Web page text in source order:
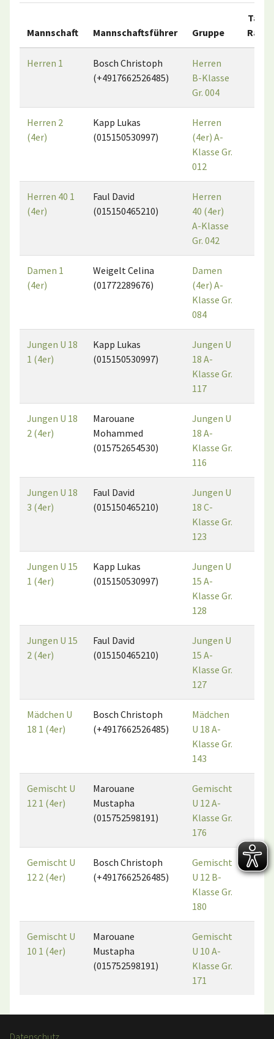
Mannschaft Mannschaftsführer Gruppe
Tab.-
Rang
Herren 1
Bosch Christoph
(+4917662526485)
Herren
B-Klasse
Gr. 004
Herren 2
(4er)
Kapp Lukas
(015150530997)
Herren
(4er) A-
Klasse Gr.
012
Herren 40 1
(4er)
Faul David
(015150465210)
Herren
40 (4er)
A-Klasse
Gr. 042
Damen 1
(4er)
Weigelt Celina
(01772289676)
Damen
(4er) A-
Klasse Gr.
084
Jungen U 18
1 (4er)
Kapp Lukas
(015150530997)
Jungen U
18 A-
Klasse Gr.
117
Jungen U 18
2 (4er)
Marouane
Mohammed
(015752654530)
Jungen U
18 A-
Klasse Gr.
116
Jungen U 18
3 (4er)
Faul David
(015150465210)
Jungen U
18 C-
Klasse Gr.
123
Jungen U 15
1 (4er)
Kapp Lukas
(015150530997)
Jungen U
15 A-
Klasse Gr.
128
Jungen U 15
2 (4er)
Faul David
(015150465210)
Jungen U
15 A-
Klasse Gr.
127
Mädchen U
18 1 (4er)
Bosch Christoph
(+4917662526485)
Mädchen
U 18 A-
Klasse Gr.
143
Gemischt U
12 1 (4er)
Marouane
Mustapha
(015752598191)
Gemischt
U 12 A-
Klasse Gr.
176
Gemischt U
12 2 (4er)
Bosch Christoph
(+4917662526485)
Gemischt
U 12 B-
Klasse Gr.
180
2
Gemischt U
10 1 (4er)
Marouane
Mustapha
(015752598191)
Gemischt
U 10 A-
Klasse Gr.
171
Datenschutz